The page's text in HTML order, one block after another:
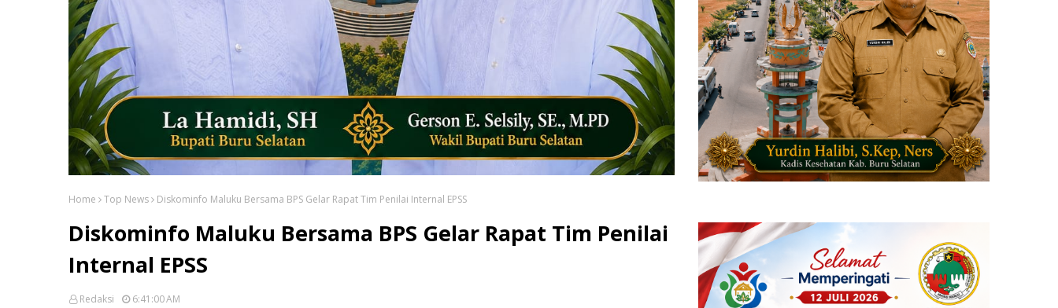
Home Top News Diskominfo Maluku Bersama BPS Gelar Rapat Tim Penilai Internal EPSS
Diskominfo Maluku Bersama BPS Gelar Rapat Tim Penilai
Internal EPSS
Redaksi 6:41:00 AM